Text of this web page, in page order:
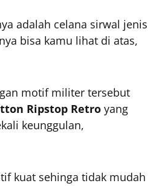
adalah celana sirwal jenis
bisa kamu lihat di atas,
motif militer tersebut
Ripstop Retro yang
keunggulan,
kuat sehinga tidak mudah